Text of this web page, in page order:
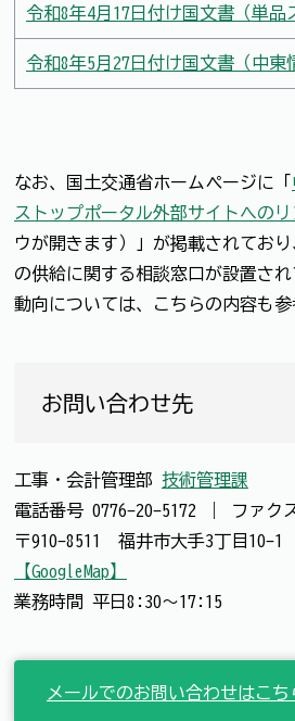
令和8年4月17日付け国文書（単
令和8年5月27日付け国文書（中
なお、国土交通省ホームページに「
ストップポータル外部サイトへのリ
ウが開きます）」が掲載されてお
の供給に関する相談窓口が設置さ
動向については、こちらの内容も参
お問い合わせ先
工事・会計管理部 技術管理課
電話番号 0776-20-5172 ファク
〒910-8511 福井市大手3丁目10-1
【GoogleMap】
業務時間 平日8:30～17:15
メールでのお問い合わせはこち